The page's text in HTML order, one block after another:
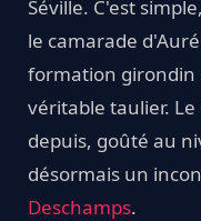
Séville. C'est
le camarade
formation girondin
véritable taulier.
depuis, goûté au
désormais un
Deschamps.